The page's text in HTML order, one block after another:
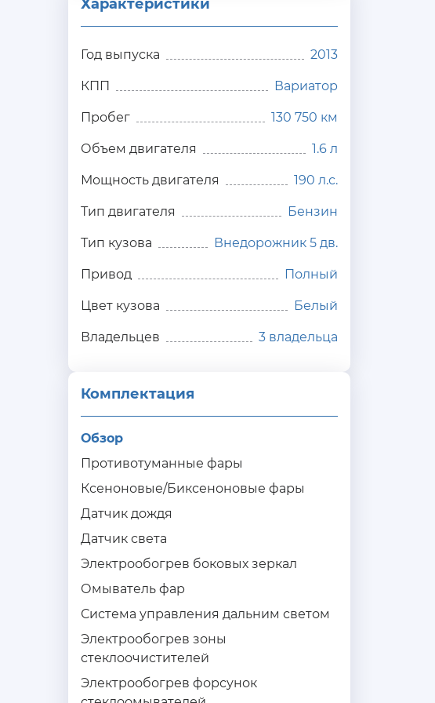
Характеристики
Год выпуска 2013
КПП Вариатор
Пробег 130 750 км
Объем двигателя 1.6 л
Мощность двигателя 190 л.с.
Тип двигателя Бензин
Тип кузова Внедорожник 5 дв.
Привод Полный
Цвет кузова Белый
Владельцев 3 владельца
Комплектация
Обзор
Противотуманные фары
Ксеноновые/Биксеноновые фары
Датчик дождя
Датчик света
Электрообогрев боковых зеркал
Омыватель фар
Система управления дальним светом
Электрообогрев зоны
стеклоочистителей
Электрообогрев форсунок